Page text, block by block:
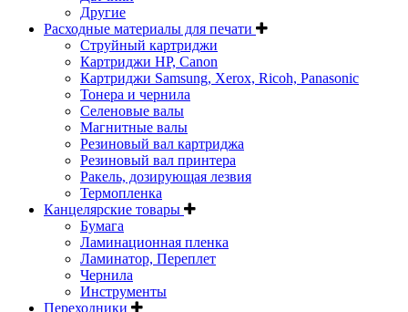
Другие
Расходные материалы для печати
Струйный картриджи
Картриджи HP, Canon
Картриджи Samsung, Xerox, Ricoh, Panasonic
Тонера и чернила
Селеновые валы
Магнитные валы
Резиновый вал картриджа
Резиновый вал принтера
Ракель, дозирующая лезвия
Термопленка
Канцелярские товары
Бумага
Ламинационная пленка
Ламинатор, Переплет
Чернила
Инструменты
Переходники